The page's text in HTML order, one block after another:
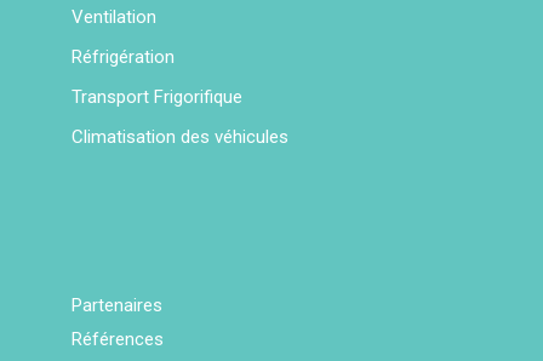
Ventilation
Réfrigération
Transport Frigorifique
Climatisation des véhicules
Partenaires
Références